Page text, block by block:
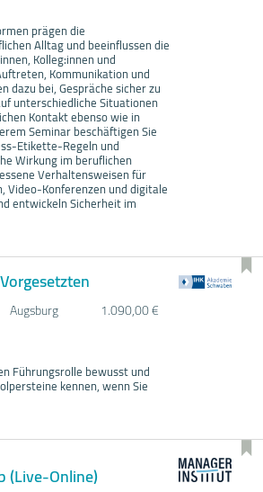
prägen die
Alltag und beeinflussen die
Kolleg:innen und
Kommunikation und
dazu bei, Gespräche sicher zu
unterschiedliche Situationen
Kontakt ebenso wie in
Seminar beschäftigen Sie
Etikette-Regeln und
Wirkung im beruflichen
Verhaltensweisen für
Video-Konferenzen und digitale
entwickeln Sicherheit im
Augsburg
1.090,00 €
Führungsrolle bewusst und
kennen, wenn Sie
(Live-Online)